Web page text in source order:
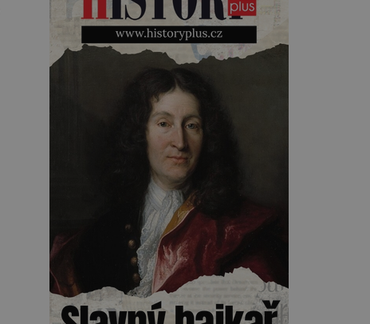
Kearnsovým zlepšovákem.
Začíná spor, kterému génius
obětuje vše – čas, rodinu i sám
sebe. Američan Robert William
Kearns (1927–2005), který
během vlastní svatby přijde […]